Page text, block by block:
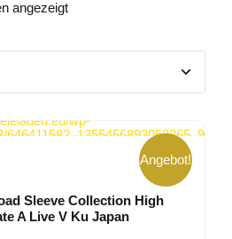
angezeigt
Angebot!
Sleeve Collection High
A Live V Ku Japan